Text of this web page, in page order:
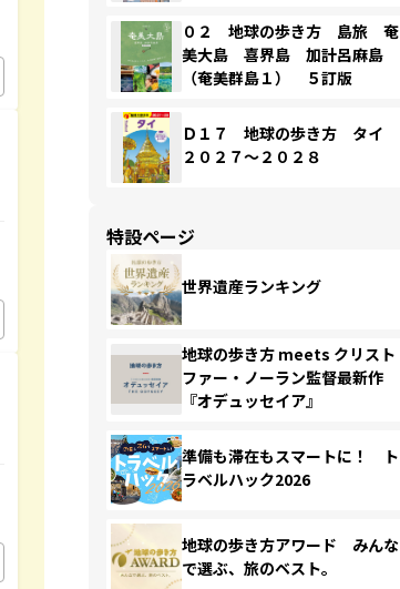
０２ 地球の歩き方 島旅 奄
美大島 喜界島 加計呂麻島
（奄美群島１） ５訂版
Ｄ１７ 地球の歩き方 タイ
２０２７～２０２８
特設ページ
世界遺産ランキング
地球の歩き方 meets クリスト
ファー・ノーラン監督最新作
『オデュッセイア』
準備も滞在もスマートに！ ト
ラベルハック2026
地球の歩き方アワード みんな
で選ぶ、旅のベスト。